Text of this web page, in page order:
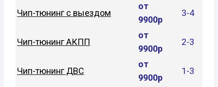
Чип-тюнинг с выездом
от
9900р
3-4
Чип-тюнинг АКПП
от
9900р
2-3
Чип-тюнинг ДВС
от
9900р
1-3